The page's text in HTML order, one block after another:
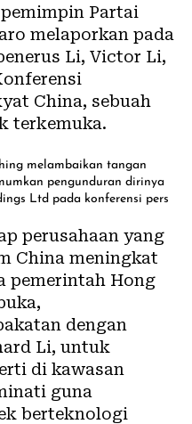
Partai
melaporkan pada
Li, Victor Li,
China, sebuah
terkemuka.
melambaikan tangan
pengunduran dirinya
Ltd pada konferensi pers
perusahaan yang
China meningkat
pemerintah Hong
dengan
Li, untuk
di kawasan
guna
berteknologi